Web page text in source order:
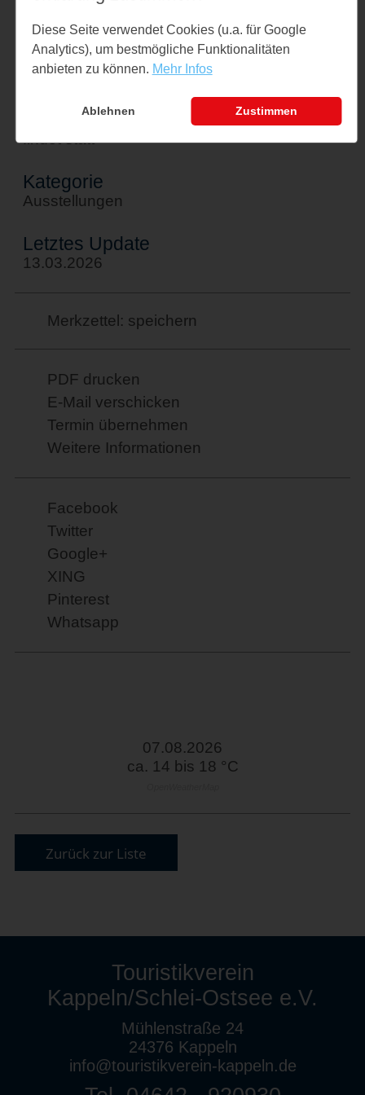
Veranstalter
Alf Becker und Susanne Tack
findet statt
Kategorie
Ausstellungen
Letztes Update
13.03.2026
Merkzettel: speichern
PDF drucken
E-Mail verschicken
Termin übernehmen
Weitere Informationen
Facebook
Twitter
Google+
XING
Pinterest
Whatsapp
07.08.2026
ca. 14 bis 18 °C
Zurück zur Liste
Touristikverein
Kappeln/Schlei-Ostsee e.V.
Mühlenstraße 24
24376 Kappeln
info@touristikverein-kappeln.de
Diese Seite verwendet Cookies (u.a. für Google
Analytics), um bestmögliche Funktionalitäten
anbieten zu können. Mehr Infos
Ablehnen Zustimmen